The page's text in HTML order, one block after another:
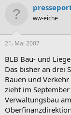
t
e
s
a
ww-eiche
21. Mai 2007
BLB Bau- und
Das bisher an drei
Bauen und
zieht im
Verwaltungsbau